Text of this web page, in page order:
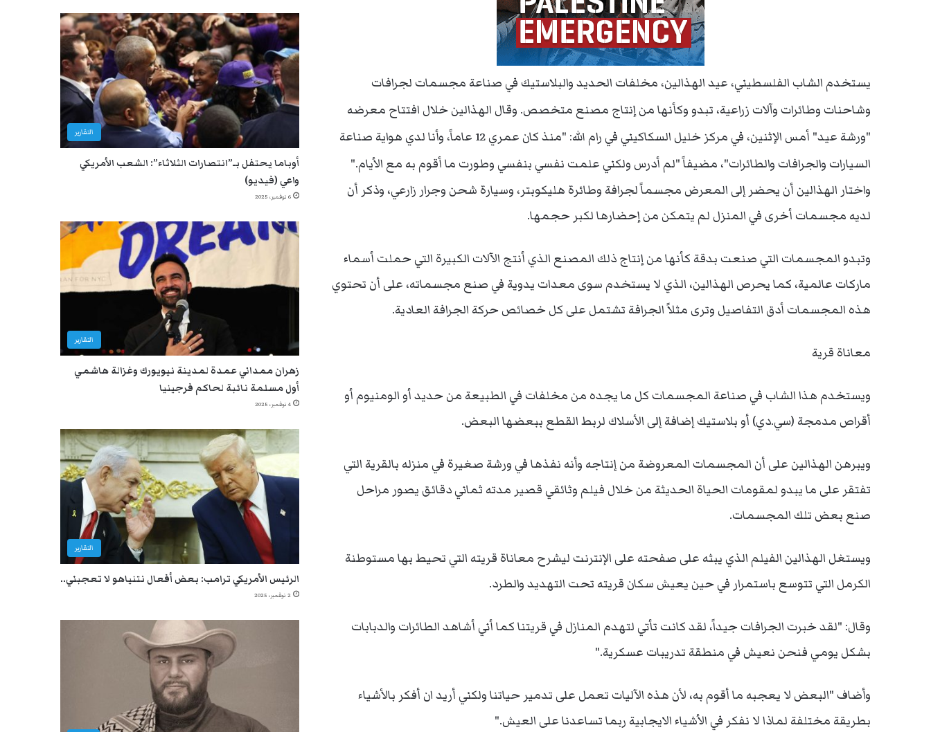
يستخدم الشاب الفلسطيني، عيد الهذالين، مخلفات الحديد والبلاستيك في صناعة مجسمات لجرافات
وشاحنات وطائرات وآلات زراعية، تبدو وكأنها من إنتاج مصنع متخصص. وقال الهذالين خلال افتتاح معرضه
"ورشة عيد" أمس الإثنين، في مركز خليل السكاكيني في رام الله: "منذ كان عمري 12 عاماً، وأنا لدي هواية صناعة
السيارات والجرافات والطائرات"، مضيفاً "لم أدرس ولكني علمت نفسي بنفسي وطورت ما أقوم به مع الأيام."
واختار الهذالين أن يحضر إلى المعرض مجسماً لجرافة وطائرة هليكوبتر، وسيارة شحن وجرار زارعي، وذكر أن
لديه مجسمات أخرى في المنزل لم يتمكن من إحضارها لكبر حجمها.
وتبدو المجسمات التي صنعت بدقة كأنها من إنتاج ذلك المصنع الذي أنتج الآلات الكبيرة التي حملت أسماء
ماركات عالمية، كما يحرص الهذالين، الذي لا يستخدم سوى معدات يدوية في صنع مجسماته، على أن تحتوي
هذه المجسمات أدق التفاصيل وترى مثلاً الجرافة تشتمل على كل خصائص حركة الجرافة العادية.
معاناة قرية
ويستخدم هذا الشاب في صناعة المجسمات كل ما يجده من مخلفات في الطبيعة من حديد أو الومنيوم أو
أقراص مدمجة (سي.دي) أو بلاستيك إضافة إلى الأسلاك لربط القطع ببعضها البعض.
ويبرهن الهذالين على أن المجسمات المعروضة من إنتاجه وأنه نفذها في ورشة صغيرة في منزله بالقرية التي
تفتقر على ما يبدو لمقومات الحياة الحديثة من خلال فيلم وثائقي قصير مدته ثماني دقائق يصور مراحل
صنع بعض تلك المجسمات.
ويستغل الهذالين الفيلم الذي يبثه على صفحته على الإنترنت ليشرح معاناة قريته التي تحيط بها مستوطنة
الكرمل التي تتوسع باستمرار في حين يعيش سكان قريته تحت التهديد والطرد.
وقال: "لقد خبرت الجرافات جيداً، لقد كانت تأتي لتهدم المنازل في قريتنا كما أني أشاهد الطائرات والدبابات
بشكل يومي فنحن نعيش في منطقة تدريبات عسكرية."
وأضاف "البعض لا يعجبه ما أقوم به، لأن هذه الآليات تعمل على تدمير حياتنا ولكني أريد ان أفكر بالأشياء
بطريقة مختلفة لماذا لا نفكر في الأشياء الايجابية ربما تساعدنا على العيش."
التقارير
أوباما يحتفل بـ”انتصارات الثلاثاء”: الشعب الأمريكي
واعي (فيديو)
6 نوفمبر، 2025
التقارير
زهران ممداني عمدة لمدينة نيويورك وغزالة هاشمي
أول مسلمة نائبة لحاكم فرجينيا
4 نوفمبر، 2025
التقارير
الرئيس الأمريكي ترامب: بعض أفعال نتنياهو لا تعجبني..
2 نوفمبر، 2025